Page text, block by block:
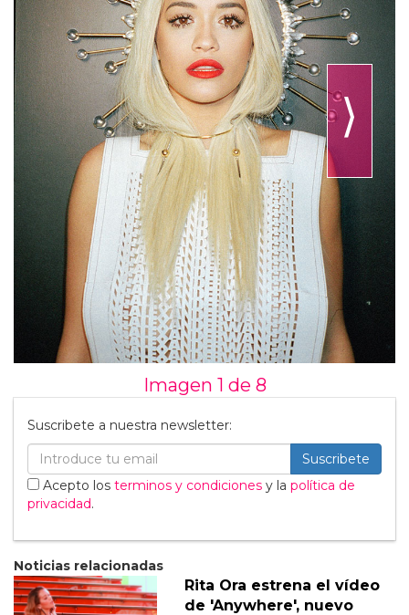
⟩
Imagen 1 de 8
Suscribete a nuestra newsletter:
Suscribete
Acepto los terminos y condiciones y la política de
privacidad.
Noticias relacionadas
Rita Ora estrena el vídeo
de 'Anywhere', nuevo